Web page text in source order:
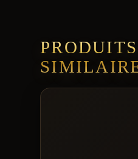
PRODUITS